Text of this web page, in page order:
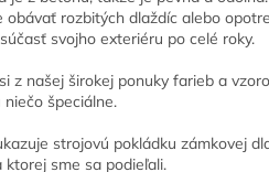
obávať rozbitých dlaždíc alebo
svojho exteriéru po celé roky.
z našej širokej ponuky farieb a
špeciálne.
strojovú pokládku zámkovej
ktorej sme sa podieľali.